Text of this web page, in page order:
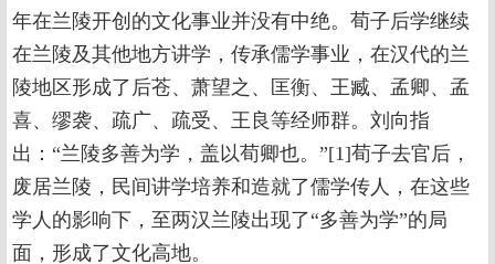
年在兰陵开创的文化事业并没有中绝。荀子后学继续
在兰陵及其他地方讲学，传承儒学事业，在汉代的兰
陵地区形成了后苍、萧望之、匡衡、王臧、孟卿、孟
喜、缪袭、疏广、疏受、王良等经师群。刘向指
出：“兰陵多善为学，盖以荀卿也。”[1]荀子去官后，
废居兰陵，民间讲学培养和造就了儒学传人，在这些
学人的影响下，至两汉兰陵出现了“多善为学”的局
面，形成了文化高地。